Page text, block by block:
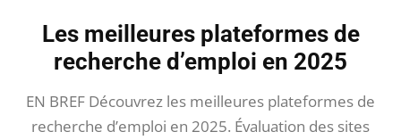
Les meilleures plateformes de
recherche d’emploi en 2025
EN BREF Découvrez les meilleures plateformes de
recherche d’emploi en 2025. Évaluation des sites